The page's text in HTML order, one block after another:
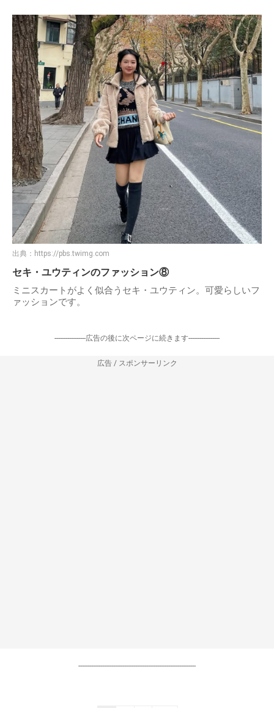
出典： https://pbs.twimg.com
セキ・ユウティンのファッション⑧
ミニスカートがよく似合うセキ・ユウティン。可愛らしいフ
ァッションです。
-----------------広告の後に次ページに続きます-----------------
広告 / スポンサーリンク
----------------------------------------------------------------